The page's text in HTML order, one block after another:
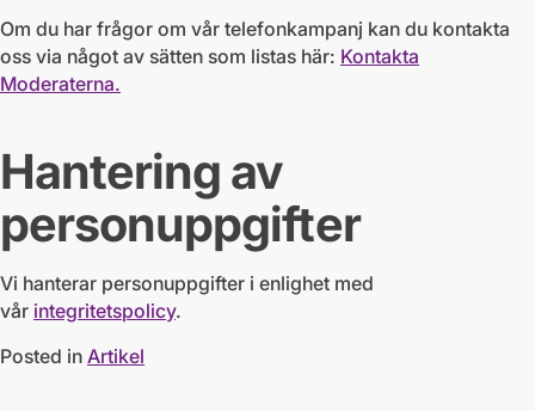
Om du har frågor om vår telefonkampanj kan du kontakta
oss via något av sätten som listas här: Kontakta
Moderaterna.
Hantering av
personuppgifter
Vi hanterar personuppgifter i enlighet med
vår integritetspolicy.
Posted in Artikel